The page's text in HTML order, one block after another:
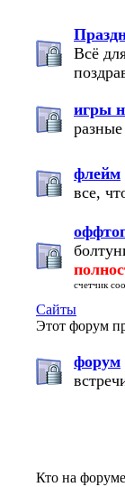
Всё
игры
флейм
все,
счетчик
Сайты
Этот форум
форум
Кто на форуме